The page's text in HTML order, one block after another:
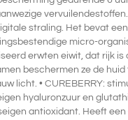
vervuilendestoffen.
straling. Het bevat
micro-
erwten eiwit, dat rijk is
beschermen ze de
licht. • CUREBERRY:
hyaluronzuur en
antioxidant. Heeft een